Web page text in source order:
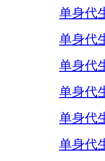
单身代
单身代
单身代
单身代
单身代
单身代